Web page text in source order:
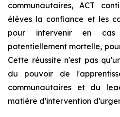
communautaires, ACT
élèves la confiance et les
pour intervenir en cas
potentiellement mortelle,
Cette réussite n'est pas
du pouvoir de
communautaires et du
matière d'intervention